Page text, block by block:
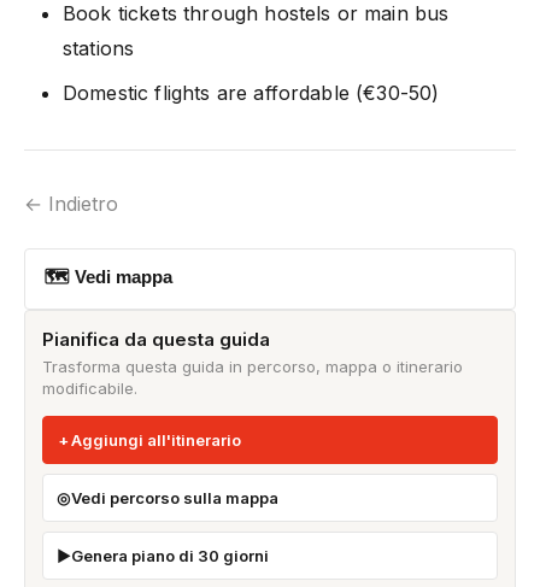
Book tickets through hostels or main bus
stations
Domestic flights are affordable (€30-50)
← Indietro
🗺 Vedi mappa
Pianifica da questa guida
Trasforma questa guida in percorso, mappa o itinerario
modificabile.
Aggiungi all'itinerario
Vedi percorso sulla mappa
Genera piano di 30 giorni